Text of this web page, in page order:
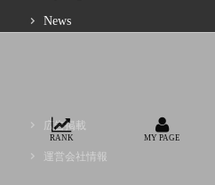
News
広告掲載
運営会社情報
RANK MY PAGE